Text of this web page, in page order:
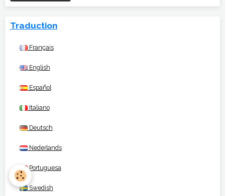
Traduction
Français
English
Español
Italiano
Deutsch
Nederlands
Portuguesa
Swedish